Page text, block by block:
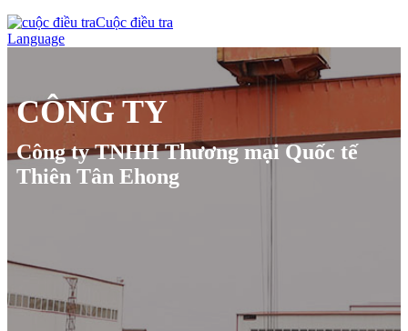
Cuộc điều tra
Language
CÔNG TY
Công ty TNHH Thương mại Quốc tế
Thiên Tân Ehong